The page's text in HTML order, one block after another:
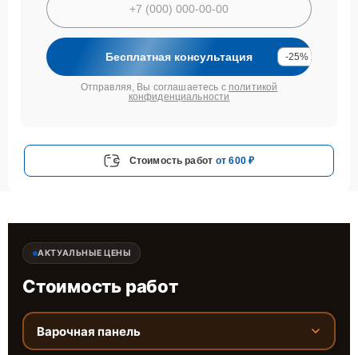
Бесплатная консультация -25%
Отправляя, Вы соглашаетесь с политикой
конфиденциальности
Стоимость работ от 600 ₽
АКТУАЛЬНЫЕ ЦЕНЫ
Стоимость работ
Варочная панель